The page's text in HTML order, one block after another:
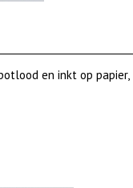
en inkt op papier,